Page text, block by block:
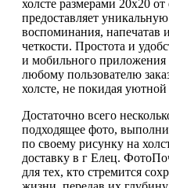
холсте размерами 20х20
предоставляет
воспоминания, напечатав
четкости. Простота и
и мобильного
любому пользователю
холсте, не покидая
Достаточно всего
подходящее фото,
по своему рисунку на
доставку в г Елец.
для тех, кто стремится